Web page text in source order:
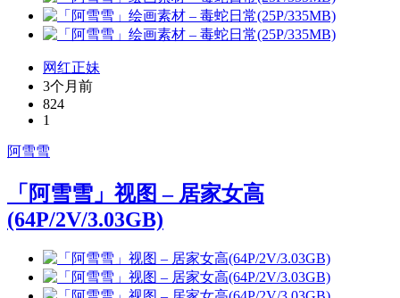
网红正妹
3个月前
824
1
阿雪雪
「阿雪雪」视图 – 居家女高
(64P/2V/3.03GB)